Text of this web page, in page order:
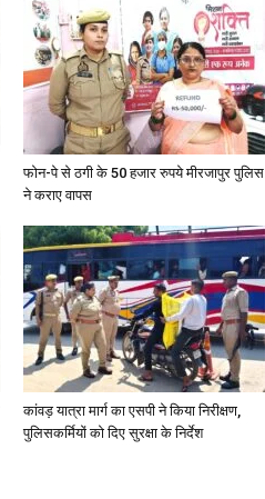
फोन-पे से ठगी के 50 हजार रुपये मीरजापुर पुलिस
ने कराए वापस
कांवड़ यात्रा मार्ग का एसपी ने किया निरीक्षण,
पुलिसकर्मियों को दिए सुरक्षा के निर्देश